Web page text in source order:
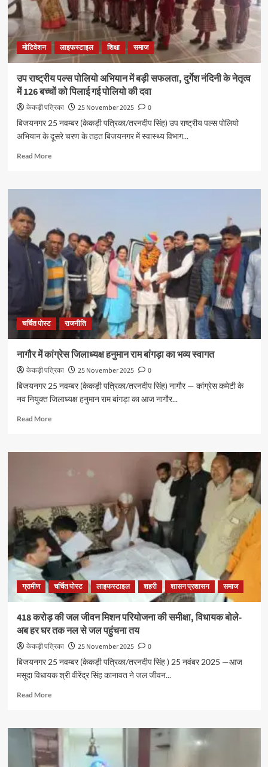
मोटिवेशन लाइफस्टाइल शिक्षा समाज
उप राष्ट्रीय पल्स पोलियो अभियान में बड़ी सफलता, दुर्गेश नंदिनी के नेतृत्व
में 126 बच्चों को पिलाई गई पोलियो की दवा
केकड़ी पत्रिका 25 November 2025
0
बिजयनगर 25 नवम्बर (केकड़ी पत्रिका/तरनदीप सिंह) उप राष्ट्रीय पल्स पोलियो
अभियान के दूसरे चरण के तहत बिजयनगर में स्वास्थ्य विभाग...
Read More
चर्चित पोस्ट राजनीति
नागौर में कांग्रेस जिलाध्यक्ष हनुमान राम बांगड़ा का भव्य स्वागत
केकड़ी पत्रिका 25 November 2025
0
बिजयनगर 25 नवम्बर (केकड़ी पत्रिका/तरनदीप सिंह) नागौर — कांग्रेस कमेटी के
नव नियुक्त जिलाध्यक्ष हनुमान राम बांगड़ा का आज नागौर...
Read More
ग्रामीण चर्चित पोस्ट लाइफस्टाइल शहरी शासन प्रशासन समाज
418 करोड़ की जल जीवन मिशन परियोजना की समीक्षा, विधायक बोले-
अब हर घर तक नल से जल पहुंचना तय
केकड़ी पत्रिका 25 November 2025
0
बिजयनगर 25 नवम्बर (केकड़ी पत्रिका/तरनदीप सिंह ) 25 नवंबर 2025 —आज
मसूदा विधायक श्री वीरेंद्र सिंह कानावत ने जल जीवन...
Read More